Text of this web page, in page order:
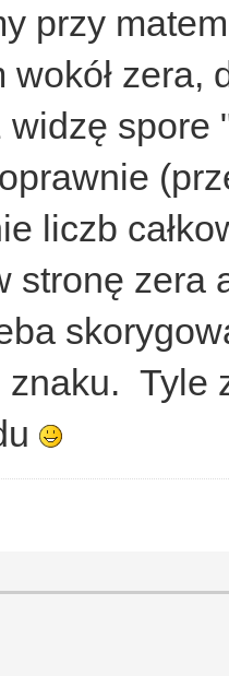
przy
wokół zera,
spore
liczb
stronę zera
Tyle